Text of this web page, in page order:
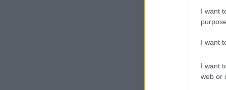
I want
I want
I want
web or